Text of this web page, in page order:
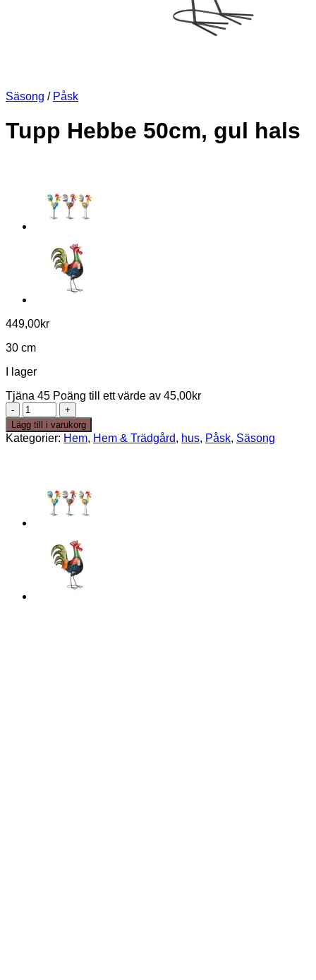
Säsong / Påsk
Tupp Hebbe 50cm, gul hals
449,00kr
30 cm
I lager
Tjäna 45 Poäng till ett värde av 45,00kr
Tupp
Hebbe
50cm,
gul
Lägg till i varukorg
Kategorier: Hem, Hem & Trädgård, hus, Påsk, Säsong